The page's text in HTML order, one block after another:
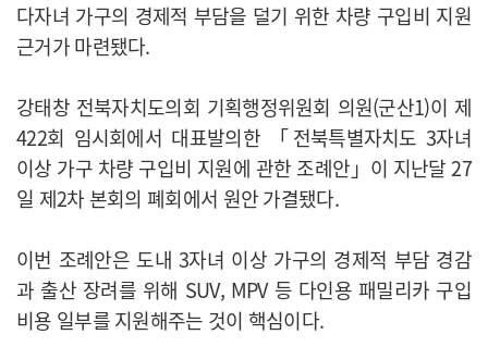
다자녀 가구의 경제적 부담을 덜기 위한 차량 구입비 지원
근거가 마련됐다.
강태창 전북자치도의회 기획행정위원회 의원(군산1)이 제
422회 임시회에서 대표발의한 「전북특별자치도 3자녀
이상 가구 차량 구입비 지원에 관한 조례안」이 지난달 27
일 제2차 본회의 폐회에서 원안 가결됐다.
이번 조례안은 도내 3자녀 이상 가구의 경제적 부담 경감
과 출산 장려를 위해 SUV, MPV 등 다인용 패밀리카 구입
비용 일부를 지원해주는 것이 핵심이다.